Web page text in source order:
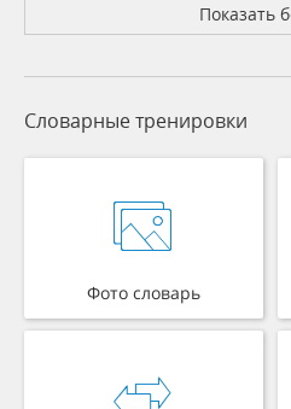
Показать
Словарные тренировки
Фото словарь